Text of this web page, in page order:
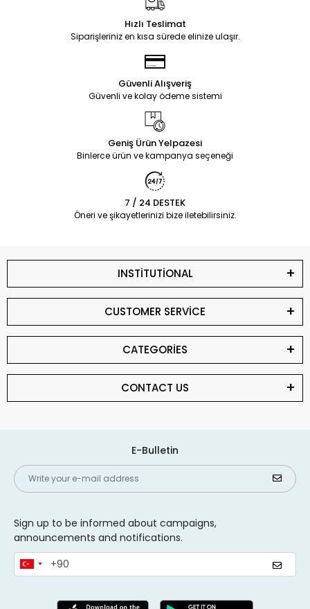
Hızlı Teslimat
Siparişleriniz en kısa sürede elinize ulaşır.
Güvenli Alışveriş
Güvenli ve kolay ödeme sistemi
Geniş Ürün Yelpazesi
Binlerce ürün ve kampanya seçeneği
7 / 24 DESTEK
Öneri ve şikayetlerinizi bize iletebilirsiniz.
INSTİTUTİONAL
CUSTOMER SERVİCE
CATEGORİES
CONTACT US
E-Bulletin
Sign up to be informed about campaigns,
announcements and notifications.